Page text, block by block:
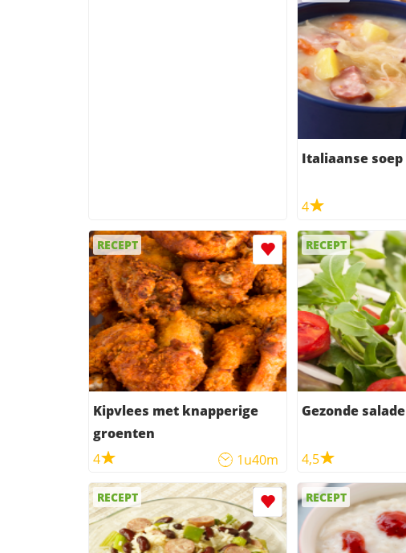
Italiaanse soep
4
RECEPT
Kipvlees met knapperige
groenten
4
1u40m
RECEPT
Gezonde salade
4,5
RECEPT RECEPT